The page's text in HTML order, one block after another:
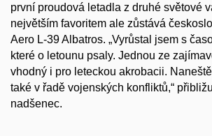
první proudová letadla z druhé světové
největším favoritem ale zůstává
Aero L-39 Albatros. „Vyrůstal jsem s
které o letounu psaly. Jednou ze
vhodný i pro leteckou akrobacii.
také v řadě vojenských konfliktů,“
nadšenec.